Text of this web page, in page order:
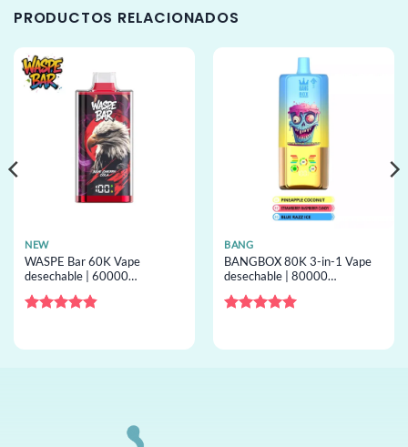
PRODUCTOS RELACIONADOS
NEW
WASPE Bar 60K Vape
desechable | 60000
mesh, EU warehouse,
5
BANG
BANGBOX 80K 3-in-1 Vape
desechable | 80000
bobina mesh, desechable al